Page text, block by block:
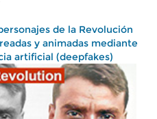
de la Revolución
y animadas mediante
artificial (deepfakes)